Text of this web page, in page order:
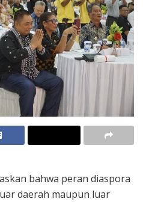
bahwa peran diaspora
daerah maupun luar